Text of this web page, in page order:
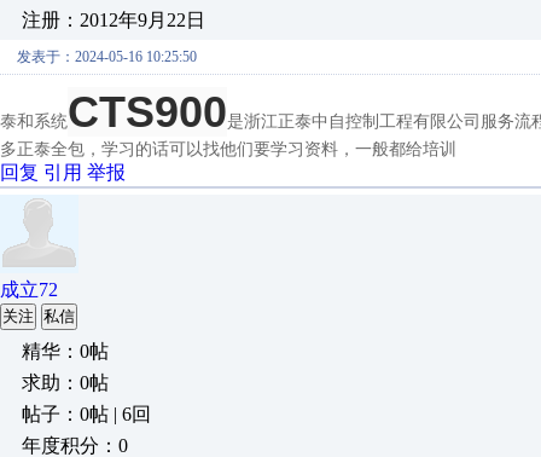
注册：2012年9月22日
发表于：2024-05-16 10:25:50
泰和系统CTS900是浙江正泰中自控制工程有限公司服务
多正泰全包，学习的话可以找他们要学习资料，一般都给培训
回复 引用 举报
成立72
关注 私信
精华：0帖
求助：0帖
帖子：0帖 | 6回
年度积分：0